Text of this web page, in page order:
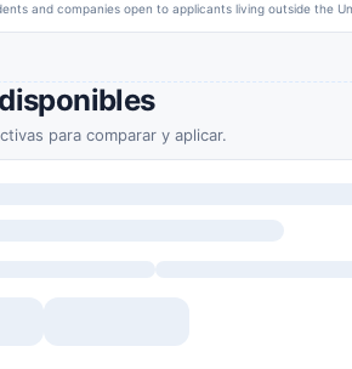
and companies open to applicants living outside the
para comparar y aplicar.